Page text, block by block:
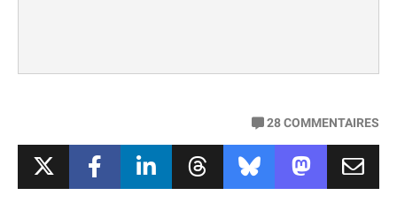
28COMMENTAIRES